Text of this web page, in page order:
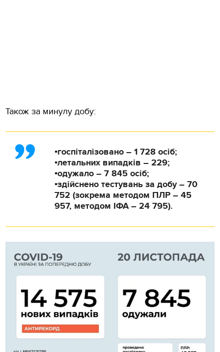
Також за минулу добу:
▪️госпіталізовано – 1 728 осіб;
▪️летальних випадків – 229;
▪️одужало – 7 845 осіб;
▪️здійснено тестувань за добу – 70
752 (зокрема методом ПЛР – 45
957, методом ІФА – 24 795).